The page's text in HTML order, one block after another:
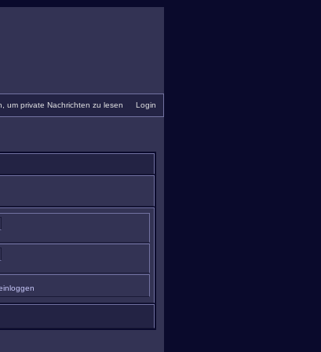
um private Nachrichten zu lesen Login